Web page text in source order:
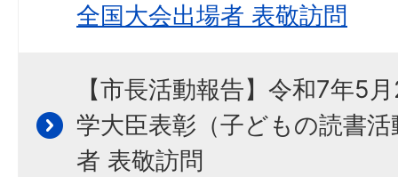
全国大会出場者 表敬訪問
【市長活動報告】令和7年5
学大臣表彰（子どもの読書
者 表敬訪問